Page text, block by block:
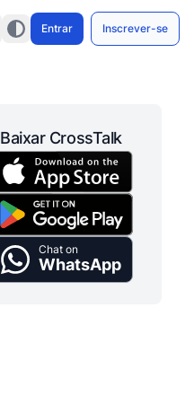
Entrar Inscrever-se
Baixar CrossTalk
Chat on
WhatsApp